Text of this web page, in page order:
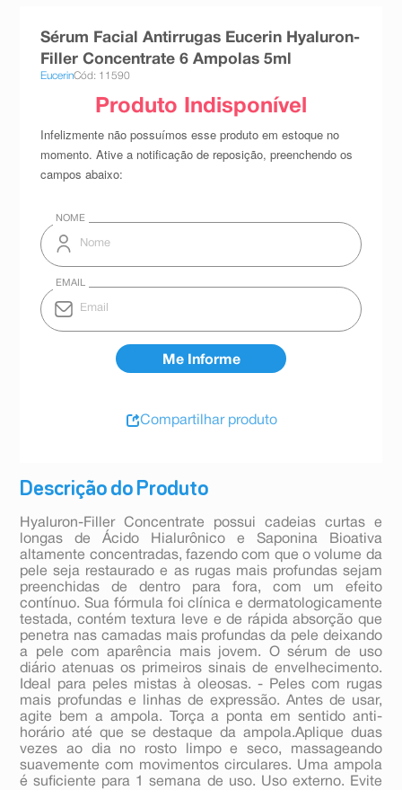
Descrição do Produto
Hyaluron-Filler Concentrate possui cadeias curtas e
longas de Ácido Hialurônico e Saponina Bioativa
altamente concentradas, fazendo com que o volume da
pele seja restaurado e as rugas mais profundas sejam
preenchidas de dentro para fora, com um efeito
contínuo. Sua fórmula foi clínica e dermatologicamente
testada, contém textura leve e de rápida absorção que
penetra nas camadas mais profundas da pele deixando
a pele com aparência mais jovem. O sérum de uso
diário atenuas os primeiros sinais de envelhecimento.
Ideal para peles mistas à oleosas. - Peles com rugas
mais profundas e linhas de expressão. Antes de usar,
agite bem a ampola. Torça a ponta em sentido anti-
horário até que se destaque da ampola.Aplique duas
vezes ao dia no rosto limpo e seco, massageando
suavemente com movimentos circulares. Uma ampola
é suficiente para 1 semana de uso. Uso externo. Evite
Sérum Facial Antirrugas Eucerin Hyaluron-
Filler Concentrate 6 Ampolas 5ml
EucerinCód: 11590
Compartilhar produto
esmalte
10ºabsorvente